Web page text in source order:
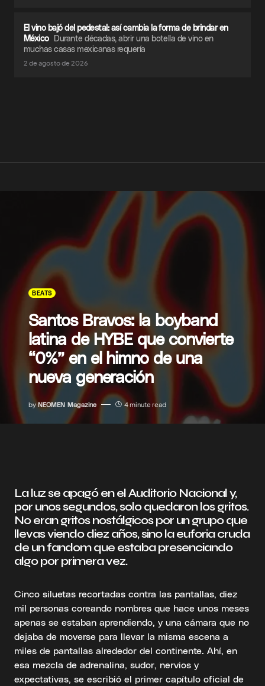
El vino bajó del pedestal: así cambia la forma de brindar en
México Durante décadas, abrir una botella de vino en
muchas casas mexicanas requería
2 de agosto de 2026
BEATS
Santos Bravos: la boyband
latina de HYBE que convierte
“0%” en el himno de una
nueva generación
by NEOMEN Magazine 4 minute read
La luz se apagó en el Auditorio Nacional y,
por unos segundos, solo quedaron los gritos.
No eran gritos nostálgicos por un grupo que
llevas viendo diez años, sino la euforia cruda
de un fandom que estaba presenciando
algo por primera vez.
Cinco siluetas recortadas contra las pantallas, diez
mil personas coreando nombres que hace unos meses
apenas se estaban aprendiendo, y una cámara que no
dejaba de moverse para llevar la misma escena a
miles de pantallas alrededor del continente. Ahí, en
esa mezcla de adrenalina, sudor, nervios y
expectativas, se escribió el primer capítulo oficial de